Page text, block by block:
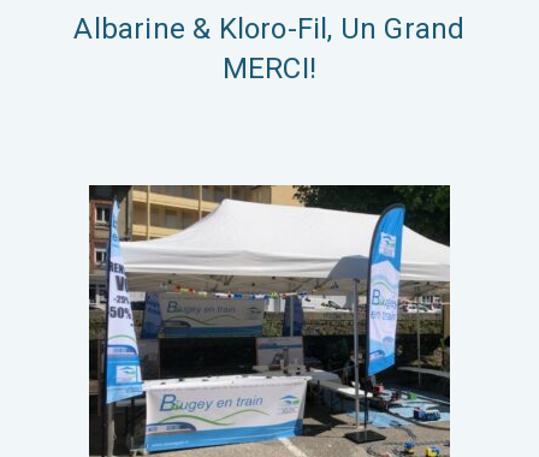
Albarine & Kloro-Fil, Un Grand
MERCI!